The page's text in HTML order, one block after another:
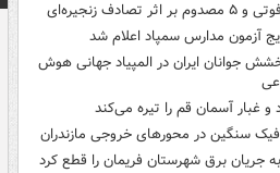
آزمون مدارس سمپاد اعلام شد
جوانان ایران در المپیاد جهانی هوش
و غبار آسمان قم را تیره می‌کند
سنگین در محورهای خروجی مازندران
جریان برق شهرستان فریمان را قطع کرد